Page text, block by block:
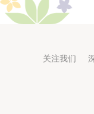
关注我们 深